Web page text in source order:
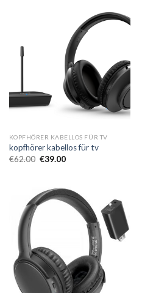
KOPFHÖRER KABELLOS FÜR TV
kopfhörer kabellos für tv
€62.00 €39.00